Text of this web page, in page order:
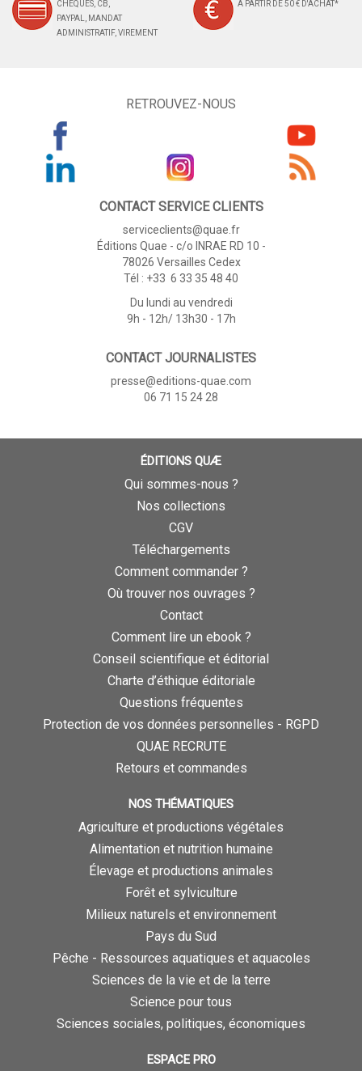
CHÈQUES, CB,
PAYPAL, MANDAT
ADMINISTRATIF, VIREMENT
À PARTIR DE 50 € D'ACHAT*
RETROUVEZ-NOUS
CONTACT SERVICE CLIENTS
serviceclients@quae.fr
Éditions Quae - c/o INRAE RD 10 -
78026 Versailles Cedex
Tél : +33 6 33 35 48 40
Du lundi au vendredi
9h - 12h/ 13h30 - 17h
CONTACT JOURNALISTES
presse@editions-quae.com
06 71 15 24 28
ÉDITIONS QUÆ
Qui sommes-nous ?
Nos collections
CGV
Téléchargements
Comment commander ?
Où trouver nos ouvrages ?
Contact
Comment lire un ebook ?
Conseil scientifique et éditorial
Charte d’éthique éditoriale
Questions fréquentes
Protection de vos données personnelles - RGPD
QUAE RECRUTE
Retours et commandes
NOS THÉMATIQUES
Agriculture et productions végétales
Alimentation et nutrition humaine
Élevage et productions animales
Forêt et sylviculture
Milieux naturels et environnement
Pays du Sud
Pêche - Ressources aquatiques et aquacoles
Sciences de la vie et de la terre
Science pour tous
Sciences sociales, politiques, économiques
ESPACE PRO